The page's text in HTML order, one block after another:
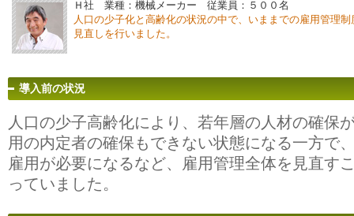
Ｈ社 業種：機械メーカー 従業員：５００名
人口の少子化と高齢化の状況の中で、いままでの雇用管理
見直しを行いました。
導入前の状況
人口の少子高齢化により、若年層の人材の確保
用の内定者の確保もできない状態になる一方で
雇用が必要になるなど、雇用管理全体を見直す
っていました。